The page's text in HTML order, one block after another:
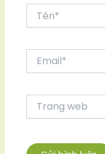
Tên*
web